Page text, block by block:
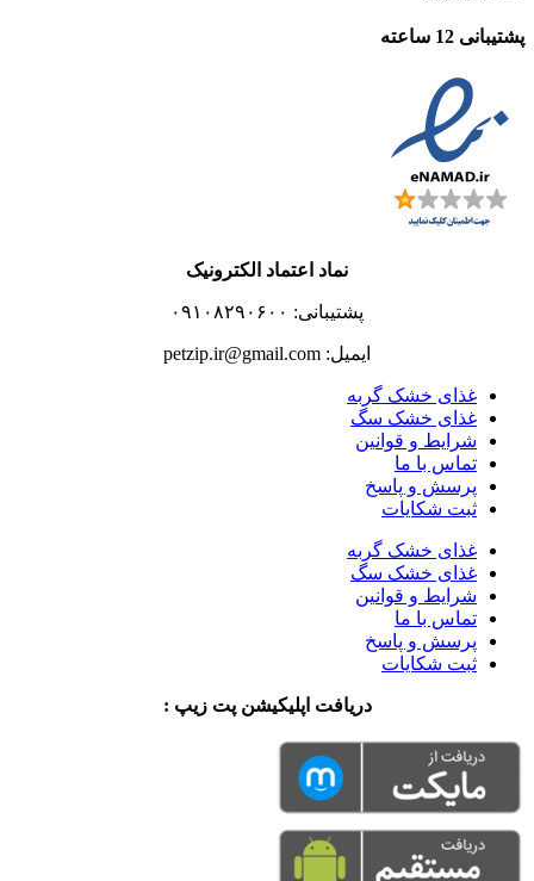
پشتیبانی 12 ساعته
نماد اعتماد الکترونیک
پشتیبانی: ۰۹۱۰۸۲۹۰۶۰۰
ایمیل: petzip.ir@gmail.com
غذای خشک گربه
غذای خشک سگ
شرایط و قوانین
تماس با ما
پرسش و پاسخ
ثبت شکایات
غذای خشک گربه
غذای خشک سگ
شرایط و قوانین
تماس با ما
پرسش و پاسخ
ثبت شکایات
دریافت اپلیکیشن پت زیپ :